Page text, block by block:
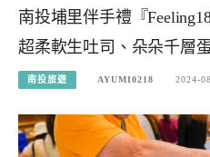
南投埔里伴手禮『
超柔軟生吐司、朵朵千層
南投旅遊 AYUMI0218 2024-